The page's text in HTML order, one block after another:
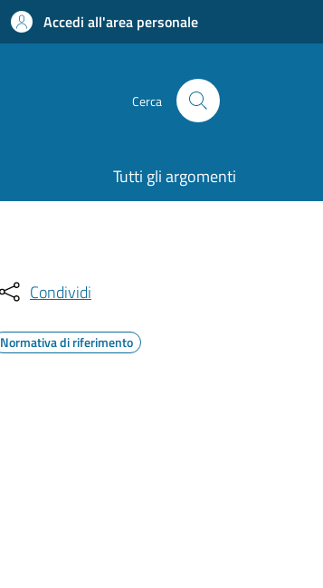
Accedi all'area personale
Cerca
Tutti gli argomenti
Condividi
Normativa di riferimento